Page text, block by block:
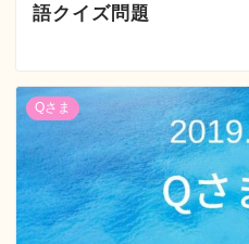
語クイズ問題
Qさま